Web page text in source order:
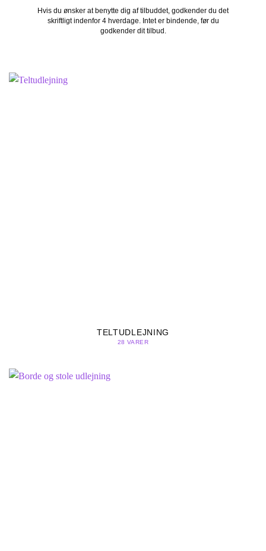
Hvis du ønsker at benytte dig af tilbuddet, godkender du det
skriftligt indenfor 4 hverdage. Intet er bindende, før du
godkender dit tilbud.
TELTUDLEJNING
28 VARER